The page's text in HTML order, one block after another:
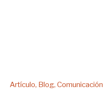
Artículo Blog Comunicación